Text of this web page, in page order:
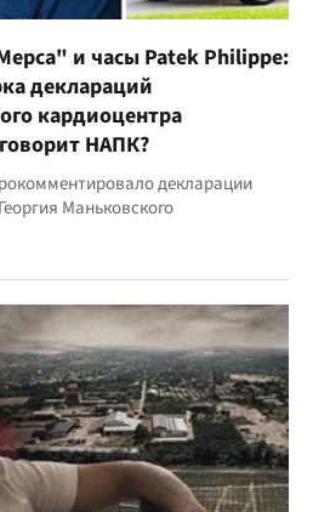
и часы Patek Philippe:
деклараций
кардиоцентра
НАПК?
декларации
Маньковского